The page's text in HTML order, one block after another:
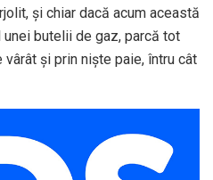
și chiar dacă acum această
butelii de gaz, parcă tot
și prin niște paie, întru cât